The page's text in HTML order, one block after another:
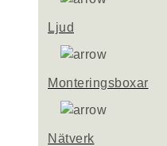
Ljud
Monteringsboxar
Nätverk